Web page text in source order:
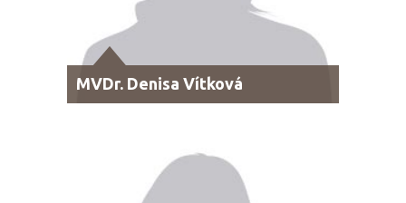
MVDr. Denisa Vítková